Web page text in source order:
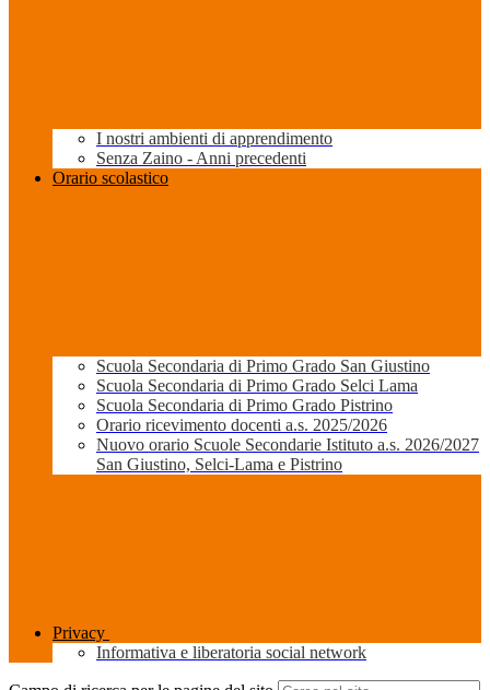
I nostri ambienti di apprendimento
Senza Zaino - Anni precedenti
Orario scolastico
Scuola Secondaria di Primo Grado San Giustino
Scuola Secondaria di Primo Grado Selci Lama
Scuola Secondaria di Primo Grado Pistrino
Orario ricevimento docenti a.s. 2025/2026
Nuovo orario Scuole Secondarie Istituto a.s. 2026/2027
San Giustino, Selci-Lama e Pistrino
Privacy
Informativa e liberatoria social network